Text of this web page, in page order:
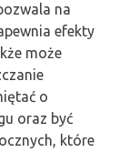
na
efekty
może
o
oraz być
które